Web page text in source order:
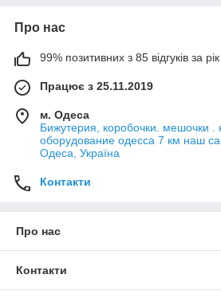
Про нас
99% позитивних з 85 відгуків за рік
Працює з 25.11.2019
м. Одеса
Бижутерия, коробочки. мешочки .
оборудование одесса 7 км наш
Одеса, Україна
Контакти
Про нас
Контакти